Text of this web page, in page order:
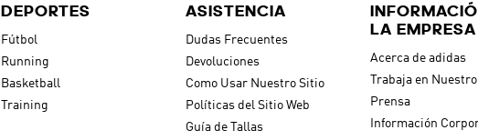
DEPORTES
Fútbol
Running
Basketball
Training
ASISTENCIA
Dudas Frecuentes
Devoluciones
Como Usar Nuestro Sitio
Políticas del Sitio Web
Guía de Tallas
LA EMPRESA
Acerca de adidas
Trabaja en
Prensa
Información